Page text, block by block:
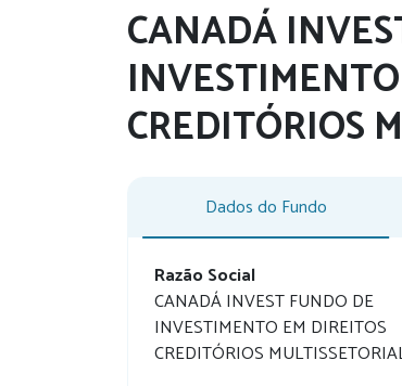
CANADÁ
CREDITÓRIOS
Dados do Fundo
Razão Social
CANADÁ INVEST FUNDO DE
INVESTIMENTO EM DIREITOS
CREDITÓRIOS